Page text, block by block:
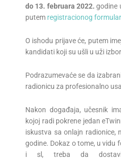
do 13. februara 2022. godine
putem registracionog
O ishodu prijave će, putem
kandidati koji su ušli u uži
Podrazumevaće se da
radionicu za profesionalno
Nakon događaja, učesnik
kojoj radi pokrene jedan
iskustva sa onlajn radionice,
godine. Dokaz o tome, u vidu
i sl, treba da